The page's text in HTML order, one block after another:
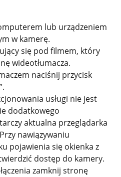
lub urządzeniem
w kamerę.
się pod filmem, który
wideotłumacza.
naciśnij przycisk
usługi nie jest
dodatkowego
aktualna przeglądarka
nawiązywaniu
pojawienia się okienka z
dostęp do kamery.
zamknij stronę